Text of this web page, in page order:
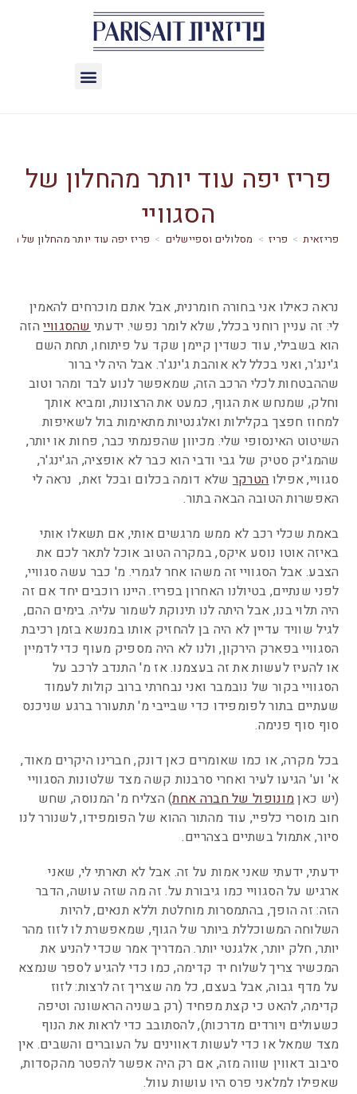
פריז יפה עוד יותר מהחלון של
הסגוויי
> פריז > מסלולים וספיישלים > פריז יפה עוד יותר מהחלון של
נראה כאילו אני בחורה חומרנית, אבל אתם מוכרחים להאמין
לי: זה עניין רוחני בכלל, שלא לומר נפשי. ידעתישהסגווייהזה
הוא בשבילי, עוד כשדין קיימן שקד על פיתוחו, תחת השם
ג'ינג'ר, ואני בכלל לא אוהבת ג'ינג'ר. אבל היה לי ברור
שההבטחות לכלי הרכב הזה, שמאפשר לנוע לבד ומהר וטוב
וחלק, שמנחש את הגוף, כמעט את הרצונות, ומביא אותך
למחוז חפצך בקלילות ואלגנטיות מתאימות בול לשאיפות
השיטוט האינסופי שלי. מכיוון שהפנמתי כבר, פחות או יותר,
שהמג'יק סטיק של גבי ודבי הוא כבר לא אופציה, הג'ינג'ר,
סגוויי, אפילוהטרקר שלא דומה בכלום ובכל זאת, נראה לי
האפשרות הטובה הבאה בתור.
באמת שכלי רכב לא ממש מרגשים אותי, אם תשאלו אותי
באיזה אוטו נוסע איקס, במקרה הטוב אוכל לתאר לכם את
הצבע. אבל הסגוויי זה משהו אחר לגמרי. מ' כבר עשה סגוויי,
לפני שנתיים, בטיולנו האחרון בפריז. היינו רוכבים יחד אם זה
היה תלוי בנו, אבל היתה לנו תינוקת לשמור עליה. בימים ההם,
לגיל שוויד עדיין לא היה בן להחזיק אותו במנשא בזמן רכיבת
הסגוויי בפארק הירקון, ולנו לא היה מספיק מעוף כדי לדמיין
או להעיז לעשות את זה בעצמנו. אז מ' התנדב לרכב על
הסגוויי בקור של נובמבר ואני נבחרתי ברוב קולות לעמוד
שעתיים בתור לפומפידו כדי שבייבי מ' תתעורר ברגע שניכנס
סוף סוף פנימה.
בכל מקרה, או כמו שאומרים כאן דונק, חברינו היקרים מאוד,
א' וע' הגיעו לעיר ואחרי סרבנות קשה מצד שלטונות הסגוויי
(יש כאןמונופול של חברה אחת) הצליח מ' המנוסה, שחש
חוב מוסרי כלפיי, עוד מהתור ההוא של הפומפידו, לשנורר לנו
סיור, אתמול בשתיים בצהריים.
ידעתי, ידעתי שאני אמות על זה. אבל לא תארתי לי, שאני
ארגיש על הסגוויי כמו גיבורת על. זה מה שזה עושה, הדבר
הזה: זה הופך, בהתמסרות מוחלטת וללא תנאים, להיות
השלוחה המשוכללת ביותר של הגוף, שמאפשרת לו לזוז מהר
יותר, חלק יותר, אלגנטי יותר. המדריך אמר שכדי להניע את
המכשיר צריך לשלוח יד קדימה, כמו כדי להגיע לספר שנמצא
על מדף גבוה, אבל בעצם, כל מה שצריך זה לרצות: לזוז
קדימה, להאט כי קצת מפחיד (רק בשניה הראשונה וטיפה
כשעולים ויורדים מדרכות), להסתובב כדי לראות את הנוף
מצד שמאל או כדי לעשות דאווינים על העוברים והשבים. אין
סיבוב דאווין שווה מזה, אם רק היה אפשר להפטר מהקסדות,
שאפילו למלאני פרס היו עושות עוול.